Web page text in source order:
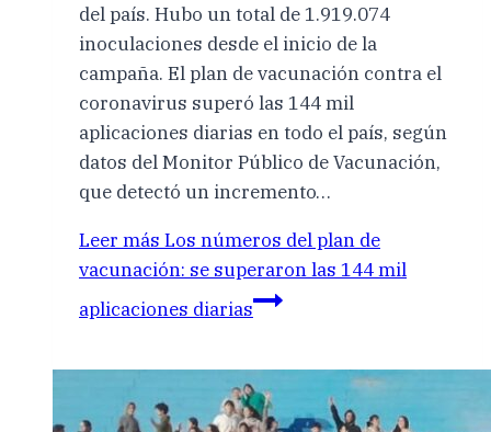
del país. Hubo un total de 1.919.074
inoculaciones desde el inicio de la
campaña. El plan de vacunación contra el
coronavirus superó las 144 mil
aplicaciones diarias en todo el país, según
datos del Monitor Público de Vacunación,
que detectó un incremento…
Leer más Los números del plan de
vacunación: se superaron las 144 mil
aplicaciones diarias